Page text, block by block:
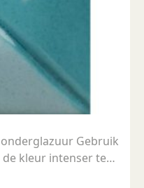
Gebruik
kleur intenser te
mits er een